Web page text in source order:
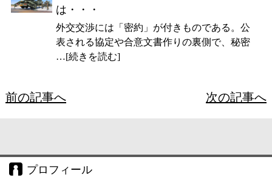
は・・・
外交交渉には「密約」が付きものである。公
表される協定や合意文書作りの裏側で、秘密
…[続きを読む]
前の記事へ 次の記事へ
プロフィール